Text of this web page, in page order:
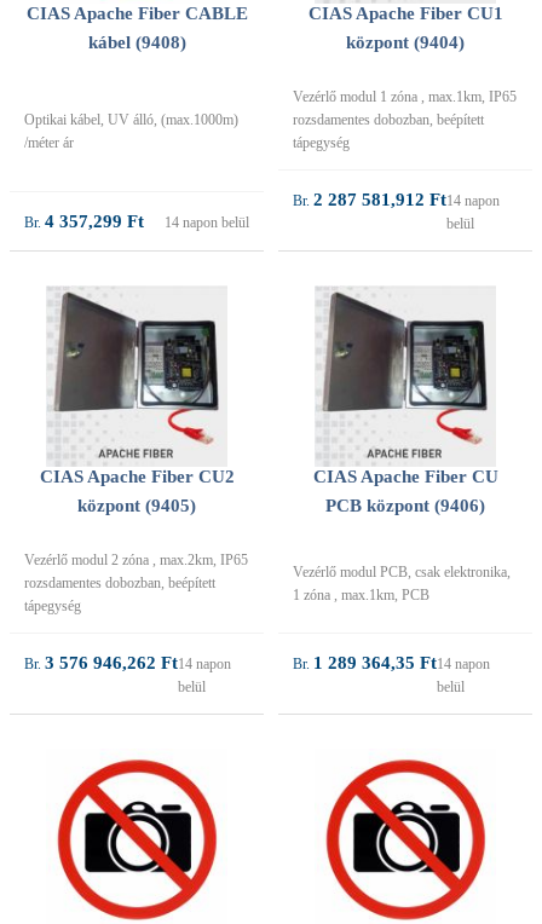
CIAS Apache Fiber CABLE
kábel (9408)
Optikai kábel, UV álló, (max.1000m)
/méter ár
4 357,299 Ft 14 napon belül
CIAS Apache Fiber CU1
központ (9404)
Vezérlő modul 1 zóna , max.1km, IP65
rozsdamentes dobozban, beépített
tápegység
2 287 581,912 Ft14 napon
belül
CIAS Apache Fiber CU2
központ (9405)
Vezérlő modul 2 zóna , max.2km, IP65
rozsdamentes dobozban, beépített
tápegység
3 576 946,262 Ft14 napon
belül
CIAS Apache Fiber CU
PCB központ (9406)
Vezérlő modul PCB, csak elektronika,
1 zóna , max.1km, PCB
1 289 364,35 Ft14 napon
belül